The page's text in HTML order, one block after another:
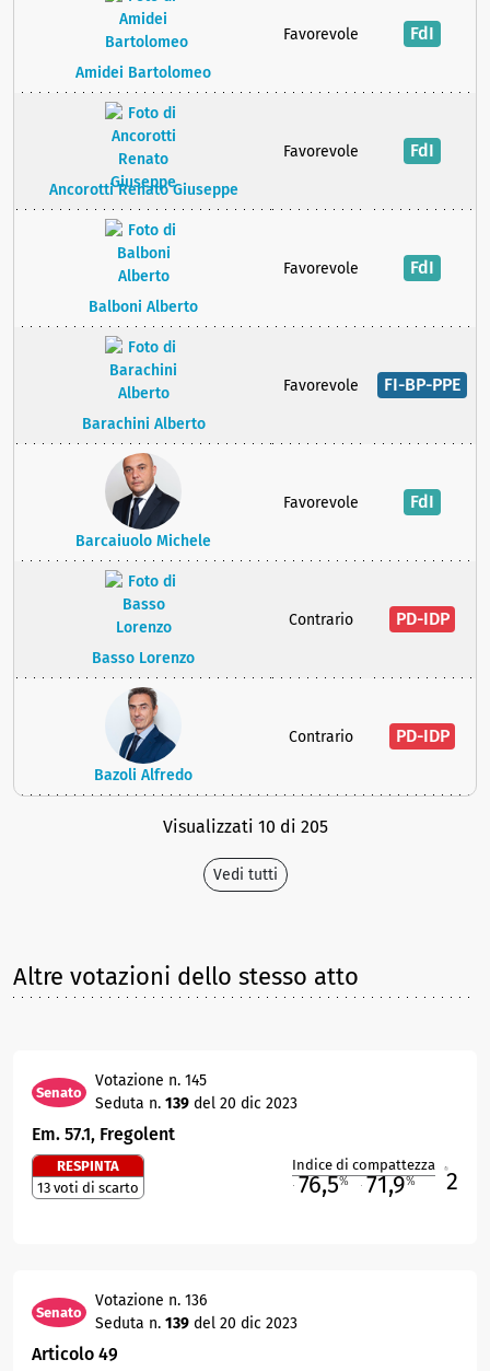
Amidei Bartolomeo
Favorevole FdI
Ancorotti Renato Giuseppe
Favorevole FdI
Balboni Alberto
Favorevole FdI
Barachini Alberto
Favorevole FI-BP-PPE
Barcaiuolo Michele
Favorevole FdI
Basso Lorenzo
Contrario PD-IDP
Bazoli Alfredo
Contrario PD-IDP
Visualizzati 10 di 205
Vedi tutti
Altre votazioni dello stesso atto
Senato
Votazione n. 145
Seduta n. 139 del 20 dic 2023
Em. 57.1, Fregolent
RESPINTA
13 voti di scarto
Indice di compattezza
76,5% 71,9% 2
Senato
Votazione n. 136
Seduta n. 139 del 20 dic 2023
Articolo 49